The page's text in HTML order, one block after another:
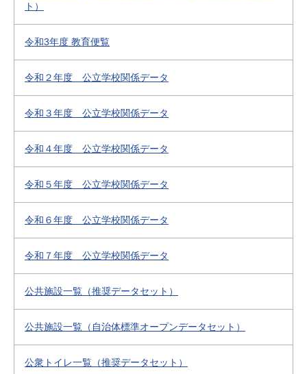
ト）
令和3年度 教育便覧
令和２年度 公立学校関係データ
令和３年度 公立学校関係データ
令和４年度 公立学校関係データ
令和５年度 公立学校関係データ
令和６年度 公立学校関係データ
令和７年度 公立学校関係データ
公共施設一覧（推奨データセット）
公共施設一覧（自治体標準オープンデータセット）
公衆トイレ一覧（推奨データセット）